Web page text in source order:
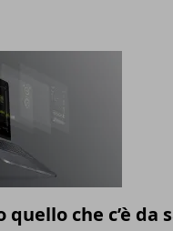
che c’è da